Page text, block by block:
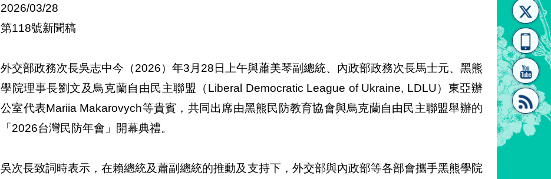
2026/03/28
第118號新聞稿
外交部政務次長吳志中今（2026）年3月28日上午與蕭美琴副總統、內政部政務次長馬士元、黑熊
學院理事長劉文及烏克蘭自由民主聯盟（Liberal Democratic League of Ukraine, LDLU）東亞辦
公室代表Mariia Makarovych等貴賓，共同出席由黑熊民防教育協會與烏克蘭自由民主聯盟舉辦的
「2026台灣民防年會」開幕典禮。
吳次長致詞時表示，在賴總統及蕭副總統的推動及支持下，外交部與內政部等各部會攜手黑熊學院